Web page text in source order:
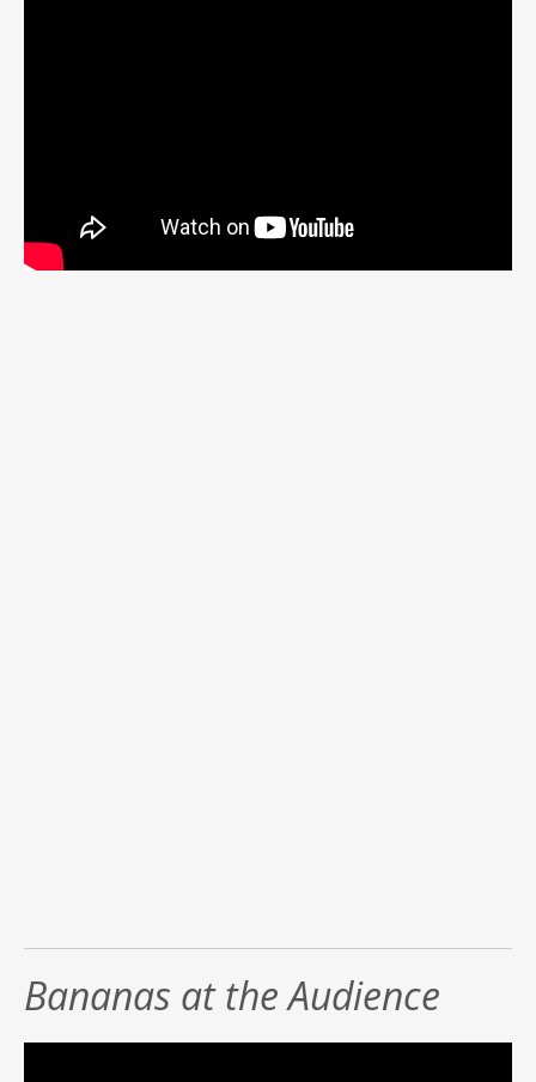
Bananas at the Audience